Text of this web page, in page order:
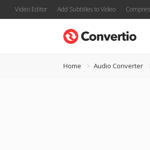
Video Editor Add Subtitles to Video
Home Audio Converter